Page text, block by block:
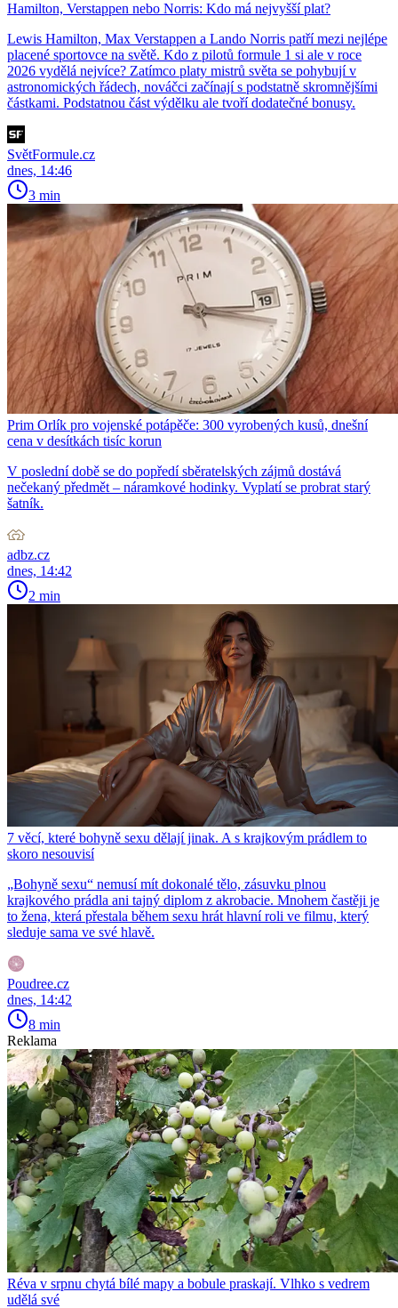
Hamilton, Verstappen nebo Norris: Kdo má nejvyšší plat?
Lewis Hamilton, Max Verstappen a Lando Norris patří mezi nejlépe
placené sportovce na světě. Kdo z pilotů formule 1 si ale v roce
2026 vydělá nejvíce? Zatímco platy mistrů světa se pohybují v
astronomických řádech, nováčci začínají s podstatně skromnějšími
částkami. Podstatnou část výdělku ale tvoří dodatečné bonusy.
SvětFormule.cz
dnes, 14:46
3 min
Prim Orlík pro vojenské potápěče: 300 vyrobených kusů, dnešní
cena v desítkách tisíc korun
V poslední době se do popředí sběratelských zájmů dostává
nečekaný předmět – náramkové hodinky. Vyplatí se probrat starý
šatník.
adbz.cz
dnes, 14:42
2 min
7 věcí, které bohyně sexu dělají jinak. A s krajkovým prádlem to
skoro nesouvisí
„Bohyně sexu“ nemusí mít dokonalé tělo, zásuvku plnou
krajkového prádla ani tajný diplom z akrobacie. Mnohem častěji je
to žena, která přestala během sexu hrát hlavní roli ve filmu, který
sleduje sama ve své hlavě.
Poudree.cz
dnes, 14:42
8 min
Reklama
Réva v srpnu chytá bílé mapy a bobule praskají. Vlhko s vedrem
udělá své